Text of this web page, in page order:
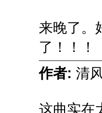
来晚了。
了！！！
作者: 清
这曲实在